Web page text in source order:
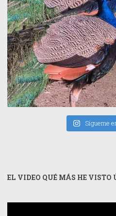
Sígueme
EL VIDEO QUÉ MÁS HE